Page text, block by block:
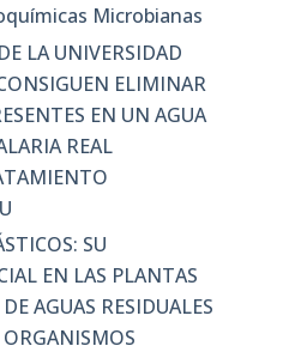
Microbianas
LA UNIVERSIDAD
ELIMINAR
EN UN AGUA
REAL
SU
EN LAS PLANTAS
AGUAS RESIDUALES
ORGANISMOS